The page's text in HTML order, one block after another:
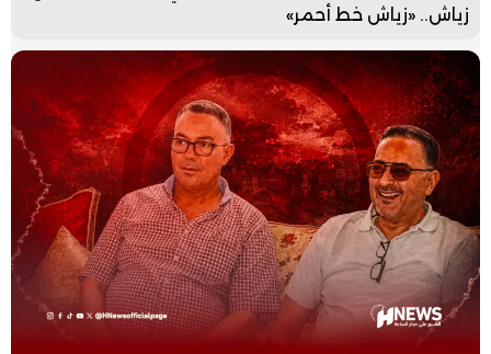
زياش.. «زياش خط أحمر»